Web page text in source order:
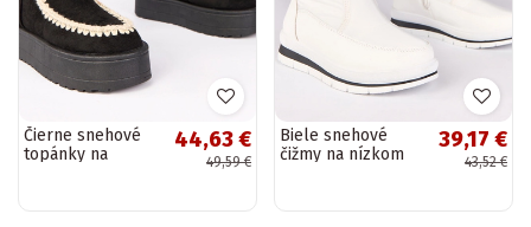
Čierne snehové
topánky na
44,63 €
49,59 €
Biele snehové
čižmy na nízkom
39,17 €
43,52 €